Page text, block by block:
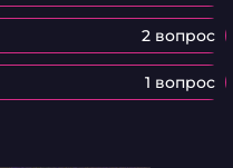
2 вопрос
1 вопрос